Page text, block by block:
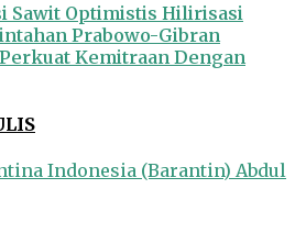
Sawit Optimistis Hilirisasi
Prabowo-Gibran
Kemitraan Dengan